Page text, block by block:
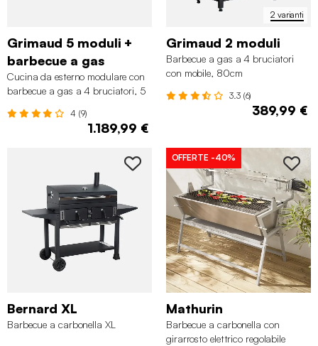
Grimaud 5 moduli +
barbecue a gas
Cucina da esterno modulare con
barbecue a gas a 4 bruciatori, 5
4 (9)
1.189,99 €
2 varianti
Grimaud 2 moduli
Barbecue a gas a 4 bruciatori
con mobile, 80cm
3.3 (6)
389,99 €
Bernard XL
Barbecue a carbonella XL
OFFERTE -40%
Mathurin
Barbecue a carbonella con
girarrosto elettrico regolabile